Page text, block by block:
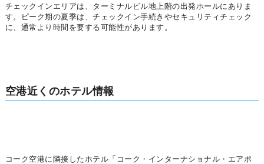
チェックインエリアは、ターミナルビル地上階の出発ホールにありま
す。ピーク期の夏季は、チェックイン手続きやセキュリティチェック
に、通常より時間を要する可能性があります。
空港近くのホテル情報
コーク空港に隣接したホテル「コーク・インターナショナル・エアポ